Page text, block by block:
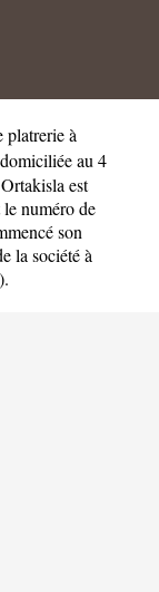
platrerie à
au 4
est
numéro de
son
la société à